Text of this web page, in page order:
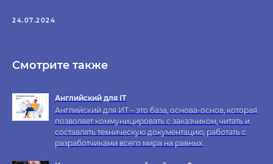
24.07.2024
Смотрите также
Английский для IT
Английский для ИТ – это база, основа-основ, которая
позволяет коммуницировать с заказчиком, читать и
составлять техническую документацию, работать с
разработчиками всего мира на равных.